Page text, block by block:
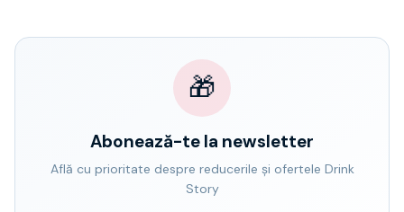
🎁
Abonează-te la newsletter
Află cu prioritate despre reducerile și ofertele Drink
Story